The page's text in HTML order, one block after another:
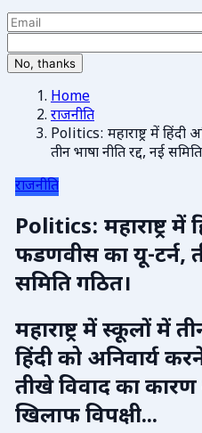
No, thanks
Home
राजनीति
Politics: महाराष्ट्र में हिंदी
तीन भाषा नीति रद्द, नई
राजनीति
Politics: महाराष्ट्र में
फडणवीस का यू-टर्न,
समिति गठित।
महाराष्ट्र में स्कूलों में
हिंदी को अनिवार्य
तीखे विवाद का
खिलाफ विपक्षी...